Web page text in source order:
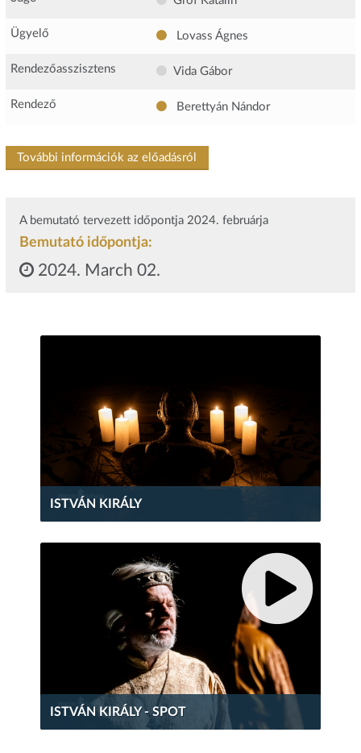
Ügyelő Lovass Ágnes
Rendezőasszisztens Vida Gábor
Rendező Berettyán Nándor
További információk az előadásról
A bemutató tervezett időpontja 2024. februárja
Bemutató időpontja:
2024. March 02.
ISTVÁN KIRÁLY
ISTVÁN KIRÁLY - SPOT